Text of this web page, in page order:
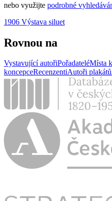
nebo využijte podrobné
1906 Výstava siluet
Rovnou na
Vystavující autořiPořadateléMísta
koncepceRecenzentiAutoři plakátů